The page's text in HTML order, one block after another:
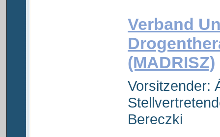
Verband
(MADRISZ)
Vorsitzender:
Bereczki